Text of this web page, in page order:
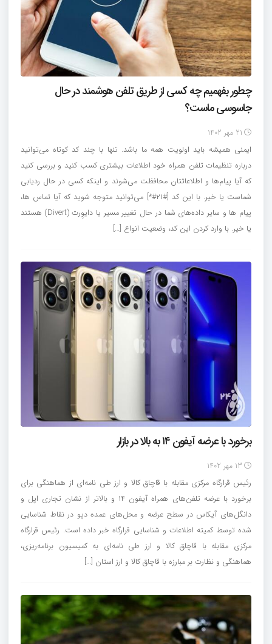
چطور بفهمیم چه کسی از طریق تلفن هوشمند در حال
جاسوسی ماست؟
21 مهر 1402
ایمنی همیشه باید اولویت همه ما باشد. تنها با چند کد کوتاه می‌توانید
درباره تنظیمات تلفن همراه خود اطلاعات بیشتری کسب کنید و بررسی کنید
که آیا پیام‌ها و اطلاعاتتان محافظت می‌شوند و اینکه کسی در حال ردیابی
شماست یا خیر. با این کد [#۲۱#*] می‌توانید متوجه شوید که آیا تماس ها،
پیام ها و سایر داده‌های شما در حال تغییر مسیر یا دایوِرت (Divert) هستند
یا خیر. با وارد کردن این کد، وضعیت انواع […]
برخورد با عرضه آیفون ۱۴ به بالا در بازار
13 مهر 1402
رئیس قرارگاه مرکزی مقابله با قاچاق کالا و ارز طی نامه‌ای از هماهنگی برای
برخورد با عرضه تلفن‌های همراه آیفون ۱۴ و بالاتر از نشان تجاری اپل و
دانگل‌های آیکاس در سطح عرضه و محل‌های عمده دپو در نقاط شناسایی
شده توسط کمیته اطلاعات و شناسایی قرارگاه خبر داده است. رئیس قرارگاه
مرکزی مقابله با قاچاق کالا و ارز طی نامه‌ای به کمیسیون برنامه‌ریزی،
هماهنگی و نظارت بر مبارزه با قاچاق کالا و ارز استان […]